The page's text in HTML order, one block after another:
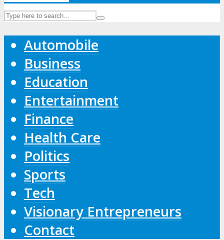
Automobile
Business
Education
Entertainment
Finance
Health Care
Politics
Sports
Tech
Visionary Entrepreneurs
Contact